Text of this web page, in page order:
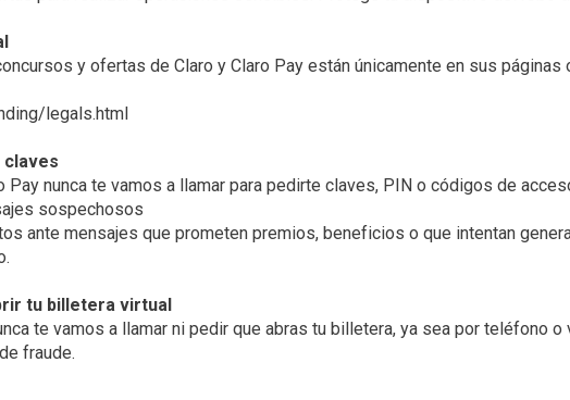
y ofertas de Claro y Claro Pay están únicamente en sus páginas
legals.html
claves
Pay nunca te vamos a llamar para pedirte claves, PIN o códigos de
sospechosos
ante mensajes que prometen premios, beneficios o que intentan
tu billetera virtual
te vamos a llamar ni pedir que abras tu billetera, ya sea por teléfono
fraude.